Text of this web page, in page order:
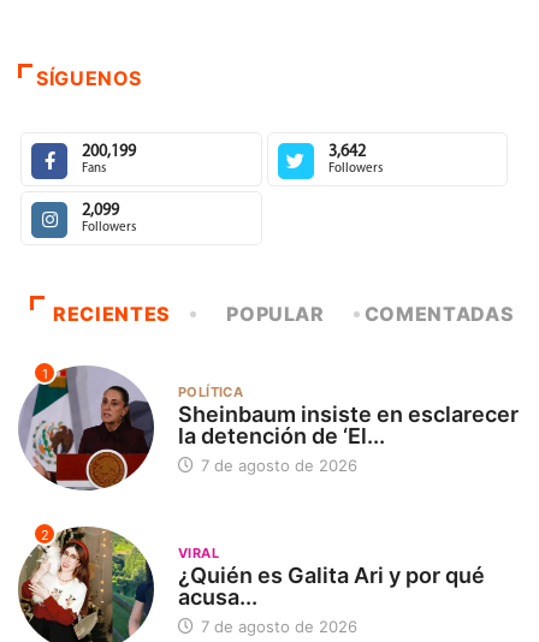
SÍGUENOS
200,199
Fans
3,642
Followers
2,099
Followers
RECIENTES POPULAR COMENTADAS
1
POLÍTICA
Sheinbaum insiste en esclarecer
la detención de ‘El...
7 de agosto de 2026
2
VIRAL
¿Quién es Galita Ari y por qué
acusa...
7 de agosto de 2026